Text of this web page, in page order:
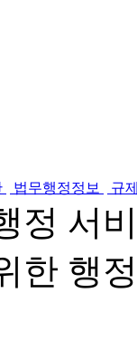
법무행정정보 규
정 서
한 행